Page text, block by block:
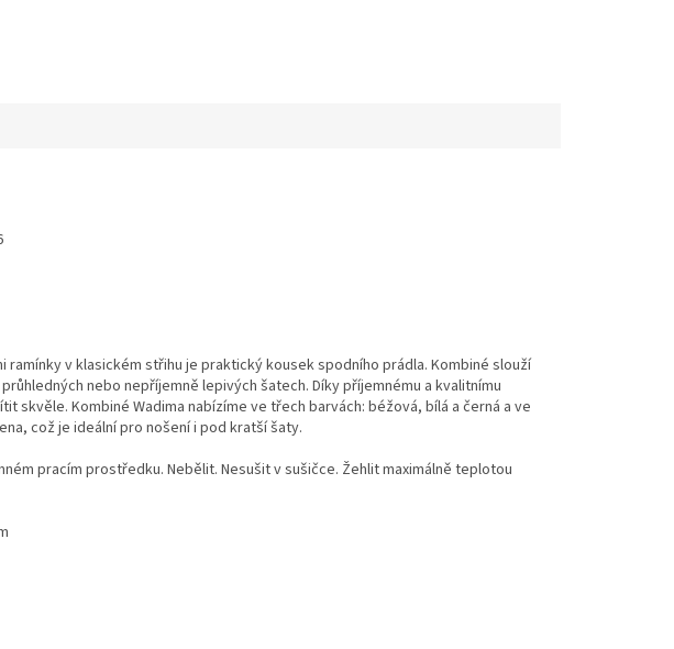
ramínky v klasickém střihu je praktický kousek spodního prádla. Kombiné slouží
nebo nepříjemně lepivých šatech. Díky příjemnému a kvalitnímu
skvěle. Kombiné Wadima nabízíme ve třech barvách: béžová, bílá a černá a ve
což je ideální pro nošení i pod kratší šaty.
pracím prostředku. Nebělit. Nesušit v sušičce. Žehlit maximálně teplotou